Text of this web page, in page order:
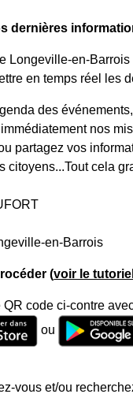
dernières
Longeville-en-
en temps réel les
des
nos
partagez vos
citoyens...Tout cela
en-Barrois
(voir le
QR code ci-contre
ou
vous et/ou